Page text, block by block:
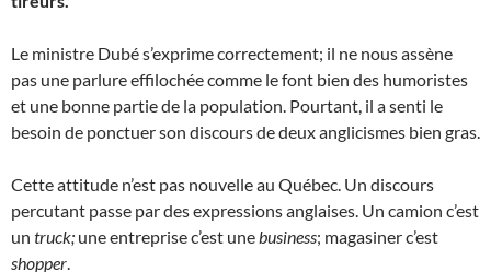
Le ministre Dubé s’exprime correctement; il ne nous assène
pas une parlure effilochée comme le font bien des humoristes
et une bonne partie de la population. Pourtant, il a senti le
besoin de ponctuer son discours de deux anglicismes bien gras.
Cette attitude n’est pas nouvelle au Québec. Un discours
percutant passe par des expressions anglaises. Un camion c’est
un truck; une entreprise c’est unebusiness; magasiner c’est
shopper.